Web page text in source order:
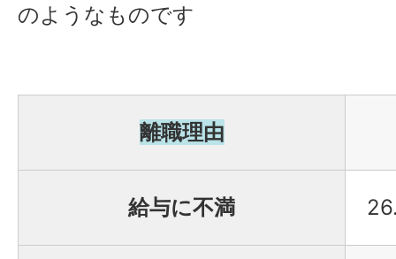
のようなものです
離職理由
給与に不満